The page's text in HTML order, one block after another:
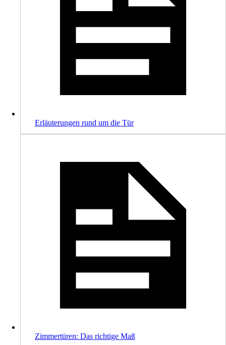
Erläuterungen rund um die Tür
Zimmertüren: Das richtige Maß